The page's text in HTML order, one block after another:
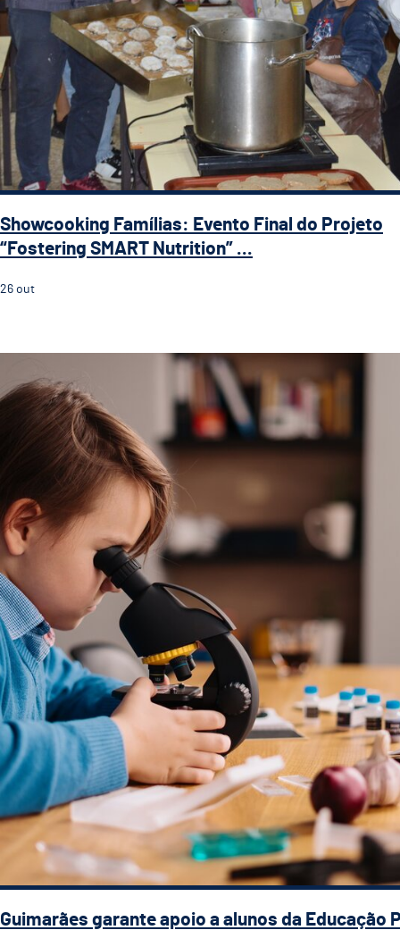
Showcooking Famílias: Evento Final do Projeto
“Fostering SMART Nutrition” ...
26 out
Guimarães garante apoio a alunos da Educação
Guimarães garante apoio a alunos da Educação